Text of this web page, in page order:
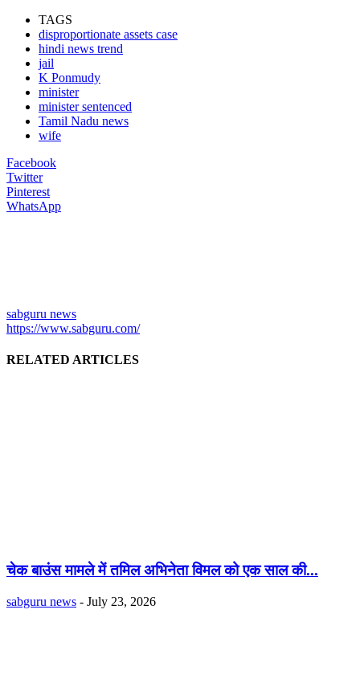
TAGS
disproportionate assets case
hindi news trend
jail
K Ponmudy
minister
minister sentenced
Tamil Nadu news
wife
Facebook
Twitter
Pinterest
WhatsApp
sabguru news
https://www.sabguru.com/
RELATED ARTICLES
चेक बाउंस मामले में तमिल अभिनेता विमल को एक साल की...
sabguru news - July 23, 2026